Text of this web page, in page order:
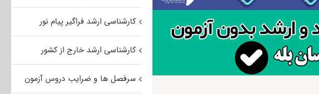
کارشناسی ارشد فراگیر پیام نور
کارشناسی ارشد خارج از کشور
سرفصل ها و ضرایب دروس آزمون